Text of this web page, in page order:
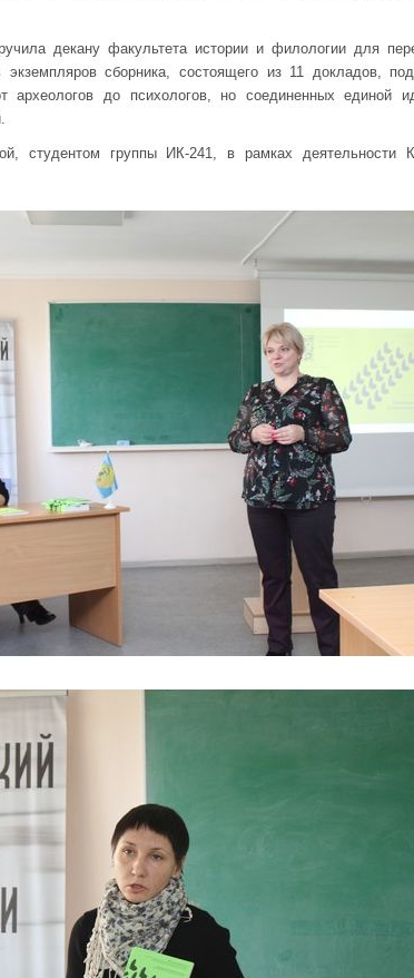
декану факультета истории и филологии для
сборника, состоящего из 11 докладов,
археологов до психологов, но соединенных единой
студентом группы ИК-241, в рамках деятельности